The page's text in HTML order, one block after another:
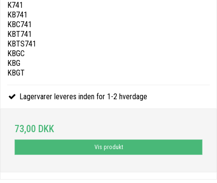
K741
KB741
KBC741
KBT741
KBTS741
KBGC
KBG
KBGT
Lagervarer leveres inden for 1-2 hverdage
73,00 DKK
Vis produkt